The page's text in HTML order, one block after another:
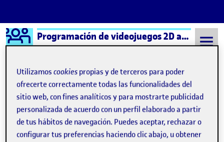
Saltar al contenido
Logo Ágora Programación de videojuegos 2D aula 2
Semestre 20211 - Aula 2 5 Enero, 2022
5 Enero, 2022
Utilizamoscookies propias y de terceros para poder
ofrecerte correctamente todas las funcionalidades del
sitio web, con fines analíticos y para mostrarte publicidad
personalizada de acuerdo con un perfil elaborado a partir
de tus hábitos de navegación. Puedes aceptar, rechazar o
configurar tus preferencias haciendo clic abajo, u obtener